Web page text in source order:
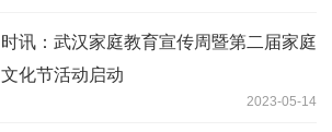
时讯：武汉家庭教育宣传周暨第二届家庭
文化节活动启动
2023-05-14